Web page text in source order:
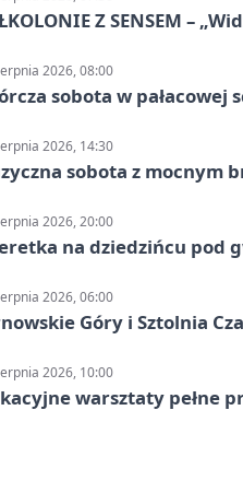
Z SENSEM –
2026, 08:00
sobota w
2026, 14:30
sobota z mocnym
2026, 20:00
na dziedzińcu pod
2026, 06:00
Góry i Sztolnia
2026, 10:00
warsztaty pełne